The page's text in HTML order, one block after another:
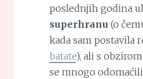
poslednjih godina
superhranu(o
kada sam postavila
batate), ali s
se mnogo